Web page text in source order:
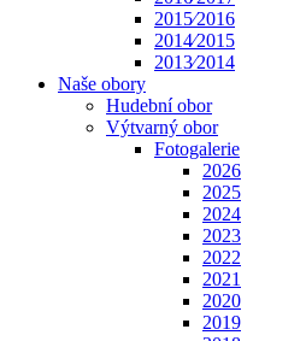
2015⁄2016
2014⁄2015
2013⁄2014
Naše obory
Hudební obor
Výtvarný obor
Fotogalerie
2026
2025
2024
2023
2022
2021
2020
2019